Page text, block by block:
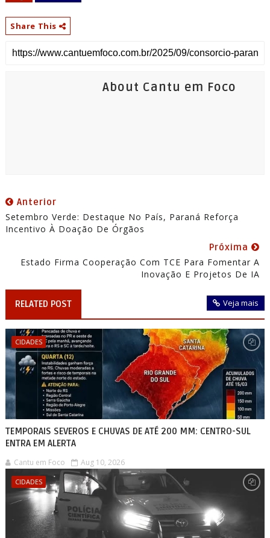
Share This
About Cantu em Foco
Anterior
Setembro Verde: Destaque No País, Paraná Reforça
Incentivo À Doação De Órgãos
Próxima
Estado Firma Cooperação Com TCE Para Fomentar A
Inovação E Projetos De IA
RELATED POST Veja mais
CIDADES
TEMPORAIS SEVEROS E CHUVAS DE ATÉ 200 MM: CENTRO-SUL
ENTRA EM ALERTA
Cantu em Foco Aug 10, 2026
CIDADES